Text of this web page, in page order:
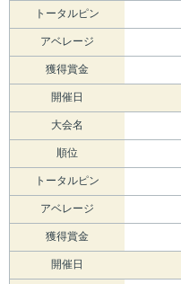
トータルピン
アベレージ
獲得賞金
開催日
大会名
順位
トータルピン
アベレージ
獲得賞金
開催日